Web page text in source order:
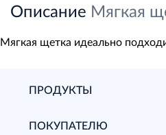
Описание Мягкая
Мягкая щетка идеально
ПРОДУКТЫ
ПОКУПАТЕЛЮ